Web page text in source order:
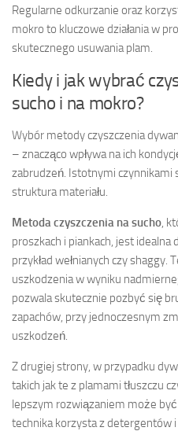
Regularne odkurzanie oraz
mokro to kluczowe działania w
skutecznego usuwania plam.
Kiedy i jak wybrać
sucho i na mokro?
Wybór metody czyszczenia
– znacząco wpływa na ich
zabrudzeń. Istotnymi czynnikami
struktura materiału.
Metoda czyszczenia na sucho ,
proszkach i piankach, jest idealna
przykład wełnianych czy
uszkodzenia w wyniku
pozwala skutecznie pozbyć się
zapachów, przy jednoczesnym
uszkodzeń.
Z drugiej strony, w przypadku
takich jak te z plamami tłuszczu
lepszym rozwiązaniem może być
technika korzysta z detergentów i